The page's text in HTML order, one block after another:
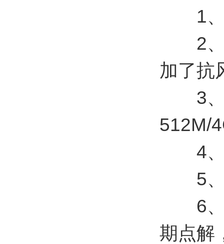
1、
2、
加了抗
3、
512M/
4、
5、
6、
期点解